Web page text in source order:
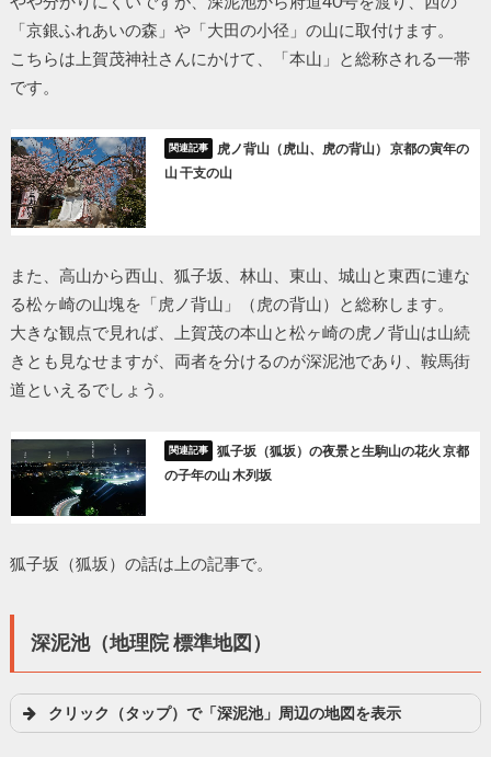
「京銀ふれあいの森」や「大田の小径」の山に取付けます。
こちらは上賀茂神社さんにかけて、「本山」と総称される一帯
です。
虎ノ背山（虎山、虎の背山） 京都の寅年の
山 干支の山
また、高山から西山、狐子坂、林山、東山、城山と東西に連な
る松ヶ崎の山塊を「虎ノ背山」（虎の背山）と総称します。
大きな観点で見れば、上賀茂の本山と松ヶ崎の虎ノ背山は山続
きとも見なせますが、両者を分けるのが深泥池であり、鞍馬街
道といえるでしょう。
狐子坂（狐坂）の夜景と生駒山の花火 京都
の子年の山 木列坂
狐子坂（狐坂）の話は上の記事で。
深泥池（地理院 標準地図）
クリック（タップ）で「深泥池」周辺の地図を表示